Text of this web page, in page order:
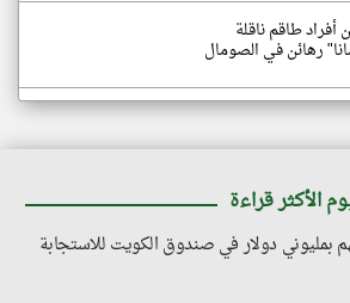
طاقم ناقلة
رهائن في الصومال
الأكثر قراءة
بمليوني دولار في صندوق الكويت للاستجابة